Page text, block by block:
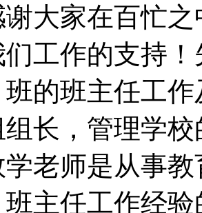
大家在百忙
工作的支持
的班主任工
长，管理学
老师是从事
主任工作经